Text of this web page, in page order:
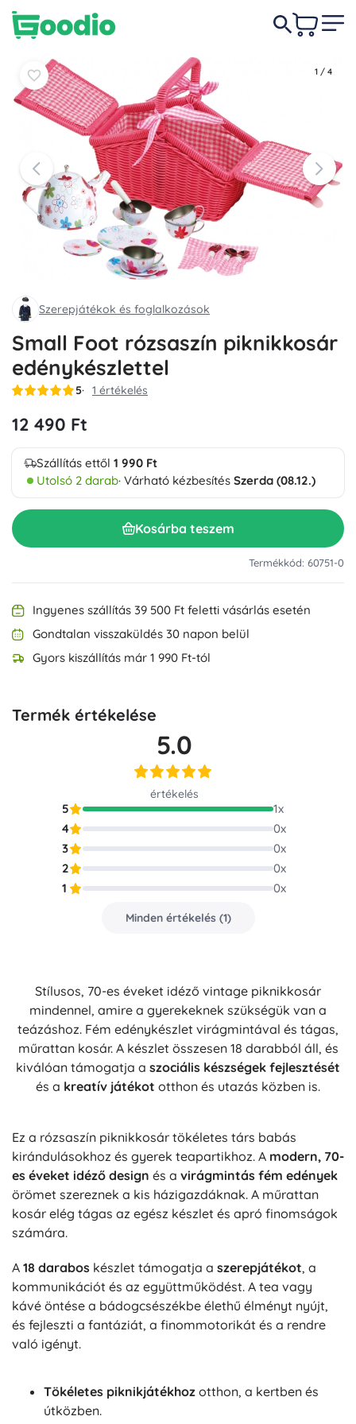
1 / 4
Szerepjátékok és foglalkozások
Small Foot rózsaszín piknikkosár
edénykészlettel
5 1 értékelés
12 490 Ft
Szállítás ettől 1 990 Ft
Utolsó 2 darab· Várható kézbesítés Szerda (08.12.)
Kosárba teszem
Termékkód: 60751-0
Ingyenes szállítás 39 500 Ft feletti vásárlás esetén
Gondtalan visszaküldés 30 napon belül
Gyors kiszállítás már 1 990 Ft-tól
Termék értékelése
5.0
értékelés
5 1x
4
0x
3
0x
2
0x
1
0x
Minden értékelés(1)
Stílusos, 70-es éveket idéző vintage piknikkosár
mindennel, amire a gyerekeknek szükségük van a
teázáshoz. Fém edénykészlet virágmintával és tágas,
műrattan kosár. A készlet összesen 18 darabból áll, és
kiválóan támogatja a szociális készségek fejlesztését
és a kreatív játékot otthon és utazás közben is.
Ez a rózsaszín piknikkosár tökéletes társ babás
kirándulásokhoz és gyerek teapartikhoz. A modern, 70-
es éveket idéző design és a virágmintás fém edények
örömet szereznek a kis házigazdáknak. A műrattan
kosár elég tágas az egész készlet és apró finomságok
számára.
A 18 darabos készlet támogatja a szerepjátékot, a
kommunikációt és az együttműködést. A tea vagy
kávé öntése a bádogcsészékbe élethű élményt nyújt,
és fejleszti a fantáziát, a finommotorikát és a rendre
való igényt.
Tökéletes piknikjátékhoz otthon, a kertben és
útközben.
12 490 Ft Kosárba